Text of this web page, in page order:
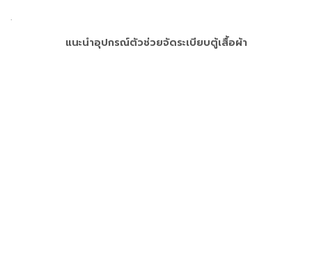
.
แนะนำอุปกรณ์ตัวช่วยจัดระเบียบตู้เสื้อผ้า